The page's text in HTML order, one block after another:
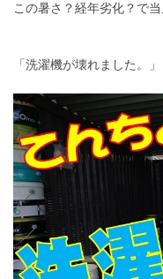
この暑さ？経年劣化？で
「洗濯機が壊れました。」